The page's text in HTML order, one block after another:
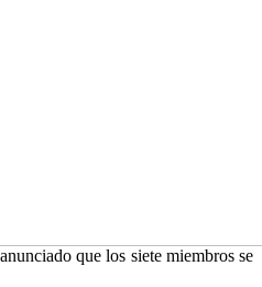
que los siete miembros se